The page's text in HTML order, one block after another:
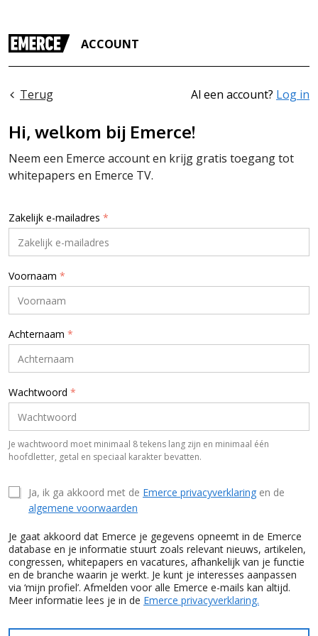
ACCOUNT
Terug Al een account? Log in
Hi, welkom bij Emerce!
Neem een Emerce account en krijg gratis toegang tot
whitepapers en Emerce TV.
Zakelijk e-mailadres *
Voornaam *
Achternaam *
Wachtwoord *
Je wachtwoord moet minimaal 8 tekens lang zijn en minimaal één
hoofdletter, getal en speciaal karakter bevatten.
Ja, ik ga akkoord met de Emerce privacyverklaring en de
algemene voorwaarden
Je gaat akkoord dat Emerce je gegevens opneemt in de Emerce
database en je informatie stuurt zoals relevant nieuws, artikelen,
congressen, whitepapers en vacatures, afhankelijk van je functie
en de branche waarin je werkt. Je kunt je interesses aanpassen
via ‘mijn profiel’. Afmelden voor alle Emerce e-mails kan altijd.
Meer informatie lees je in de Emerce privacyverklaring.